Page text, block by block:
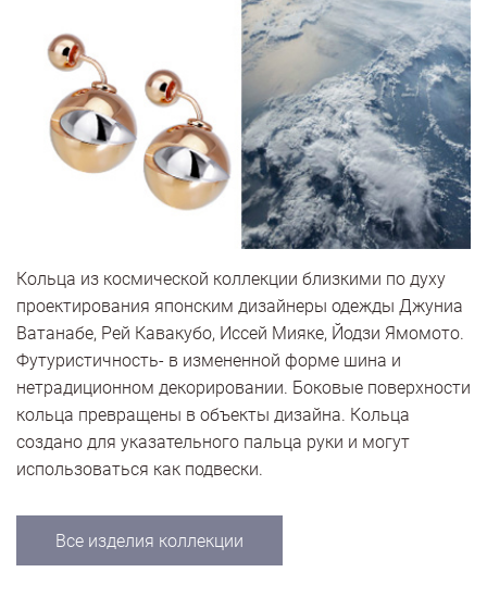
Кольца из космической коллекции близкими по духу
проектирования японским дизайнеры одежды Джуниа
Ватанабе, Рей Кавакубо, Иссей Мияке, Йодзи Ямомото.
Футуристичность- в измененной форме шина и
нетрадиционном декорировании. Боковые поверхности
кольца превращены в объекты дизайна. Кольца
создано для указательного пальца руки и могут
использоваться как подвески.
Все изделия коллекции